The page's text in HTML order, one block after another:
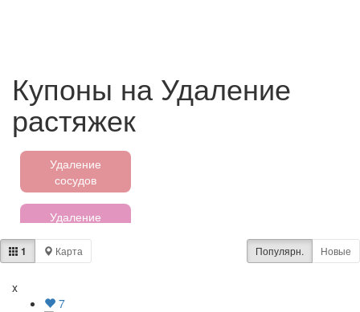
Купоны на Удаление
растяжек
Удаление
сосудов
Удаление
патологий
1 Карта Популярн. Новые
x
7